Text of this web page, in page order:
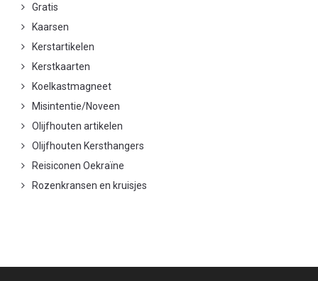
Gratis
Kaarsen
Kerstartikelen
Kerstkaarten
Koelkastmagneet
Misintentie/Noveen
Olijfhouten artikelen
Olijfhouten Kersthangers
Reisiconen Oekraïne
Rozenkransen en kruisjes